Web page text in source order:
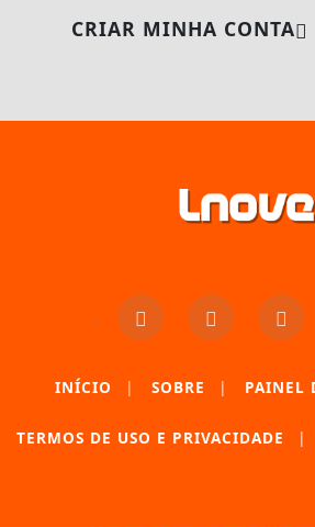
CRIAR MINHA CONTA
INÍCIO | SOBRE | PAINEL
TERMOS DE USO E PRIVACIDADE |